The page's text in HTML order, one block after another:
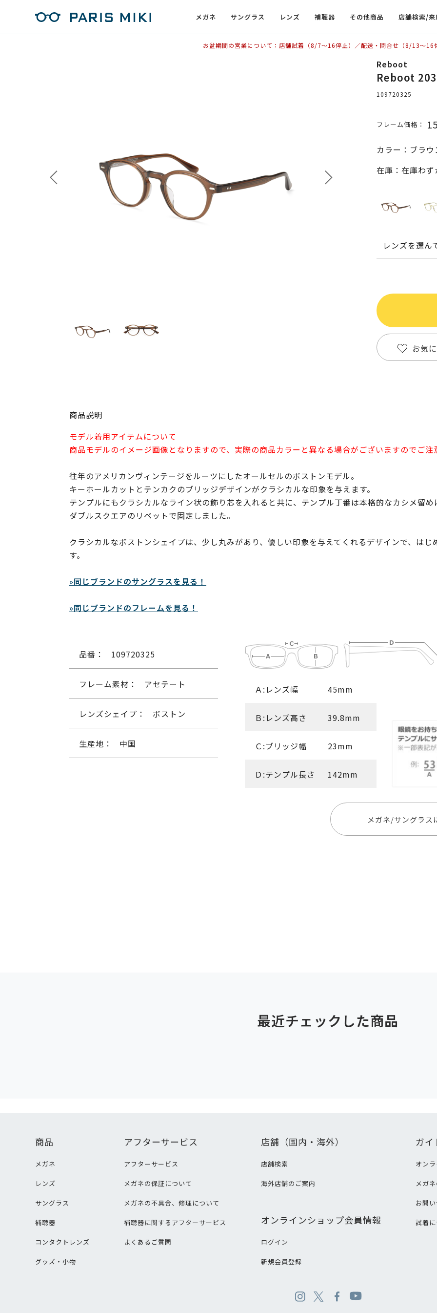
メガネ サングラス レンズ 補聴器 その他商品 店舗検索/
お盆期間の営業について：店舗試着（8/7〜16停止）／配送・問合せ（8/13〜16
Reboot
Reboot
109720325
フレーム価格：
カラー：ブラウ
在庫：在庫わず
レンズを選ん
お気
商品説明
モデル着用アイテムについて
商品モデルのイメージ画像となりますので、実際の商品カラーと異なる場合がございますのでご注
往年のアメリカンヴィンテージをルーツにしたオールセルのボストンモデル。
キーホールカットとテンカクのブリッジデザインがクラシカルな印象を与えます。
テンプルにもクラシカルなライン状の飾り芯を入れると共に、テンプル丁番は本格的なカシメ留め
ダブルスクエアのリベットで固定しました。
クラシカルなボストンシェイプは、少し丸みがあり、優しい印象を与えてくれるデザインで、は
す。
»同じブランドのサングラスを見る！
»同じブランドのフレームを見る！
品番： 109720325
フレーム素材： アセテート
レンズシェイプ： ボストン
生産地： 中国
Ａ:レンズ幅 45mm
Ｂ:レンズ高さ 39.8mm
Ｃ:ブリッジ幅 23mm
Ｄ:テンプル長さ 142mm
メガネ/サングラス
最近チェックした商品
商品
メガネ
レンズ
サングラス
補聴器
コンタクトレンズ
グッズ・小物
アフターサービス
アフターサービス
メガネの保証について
メガネの不具合、修理について
補聴器に関するアフターサービス
よくあるご質問
店舗（国内・海外）
店舗検索
海外店舗のご案内
オンラインショップ会員情報
ログイン
新規会員登録
ガイ
オン
メガ
お問
試着